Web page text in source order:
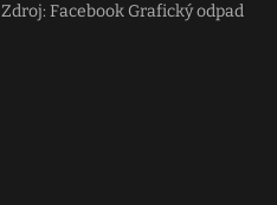
Zdroj: Facebook Grafický odpad